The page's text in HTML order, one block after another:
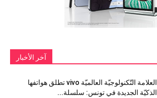
آخر الأخبار
العلامة التّكنولوجيّة العالميّة vivo تطلق هواتفها
الذكيّة الجديدة في تونس: سلسلة...